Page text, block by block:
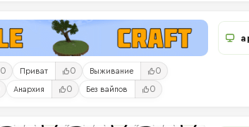
0 Приват 0 Выживание 0
Анархия 0 Без вайпов 0